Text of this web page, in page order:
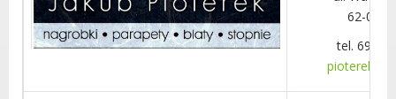
62-030
tel. 694